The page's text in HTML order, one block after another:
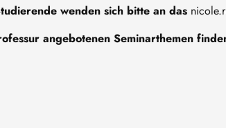
wenden sich bitte an das nicole.
angebotenen Seminarthemen